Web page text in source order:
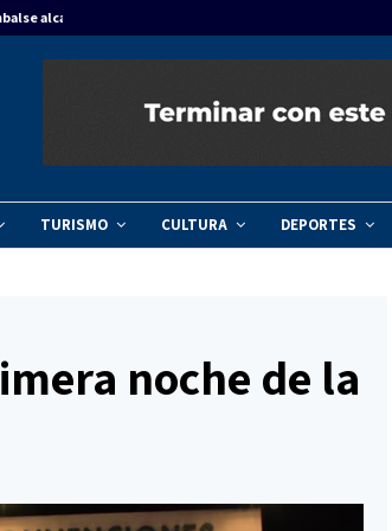
alcance…
TURISMO CULTURA DEPORTES
noche de la